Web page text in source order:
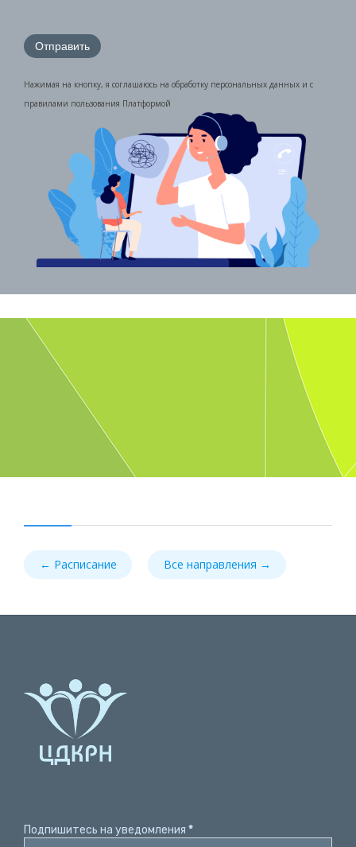
Нажимая на кнопку, я соглашаюсь на обработку персональных данных и с
правилами пользования Платформой
← Расписание Все направления →
Подпишитесь на уведомления *